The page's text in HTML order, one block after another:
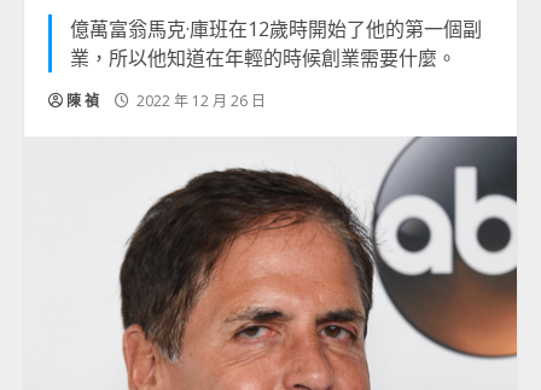
億萬富翁馬克·庫班在12歲時開始了他的第一個副
業，所以他知道在年輕的時候創業需要什麼。
陳 禎 2022 年 12 月 26 日